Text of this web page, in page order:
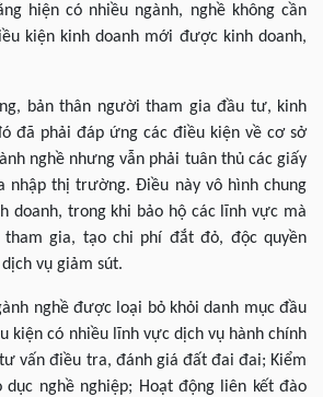
hiện có nhiều ngành, nghề không cần
kiện kinh doanh mới được kinh doanh,
bản thân người tham gia đầu tư, kinh
đã phải đáp ứng các điều kiện về cơ sở
nghề nhưng vẫn phải tuân thủ các giấy
nhập thị trường. Điều này vô hình chung
doanh, trong khi bảo hộ các lĩnh vực mà
gia, tạo chi phí đắt đỏ, độc quyền
vụ giảm sút.
nghề được loại bỏ khỏi danh mục đầu
kiện có nhiều lĩnh vực dịch vụ hành chính
vấn điều tra, đánh giá đất đai đai; Kiểm
nghề nghiệp; Hoạt động liên kết đào